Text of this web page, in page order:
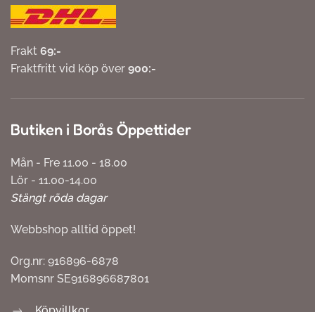
Frakt 69:-
Fraktfritt vid köp över 900:-
Butiken i Borås Öppettider
Mån - Fre 11.00 - 18.00
Lör - 11.00-14.00
Stängt röda dagar
Webbshop alltid öppet!
Org.nr: 916896-6878
Momsnr SE916896687801